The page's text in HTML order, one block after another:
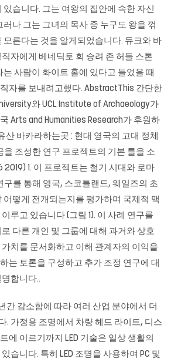
있습니다. 그는 여왕의 집안에 속한 자신
러나 그는 그녀의 목사 중 누구도 왕을 꺾
모른다는 것을 알게되었습니다. 듀크와 바
자에게 베네딕토 회 승려 존 허들 스톤
는 사람이 화이트 홀에 있다고 들었을 때
자를 보내려고했다. AbstractThis 간단한
와 UCL Institute of Archaeology가
Arts and Humanities Research가 후원하
산 바카라하는곳 : 현대 영국의 고대 정체
을 조성한 연구 프로젝트의 기본 틀을 소
2019) 1. 이 프로젝트는 철기 시대와 로마
구를 통해 영국, 스코틀랜드, 웨일즈의 초
어떻게 전개되는지를 평가하며 국제적 맥
루고 있습니다 (그림 1). 이 사례 연구를
다른 개인 및 그룹에 대해 과거와 상호
치를 문서화하고 이해 관계자의 이익을
는 토론을 구성하고 추가 조정 연구에 대
합니다..
간 감소함에 따라 여러 산업 분야에서 더
. 가정용 조명에서 차량 헤드 라이트, 디스
에 이르기까지 LED 기술은 일상 생활의
습니다. 특히 LED 조명을 사용하여 PC 및